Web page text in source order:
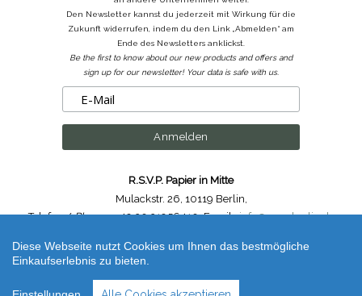
Den Newsletter kannst du jederzeit mit Wirkung für die
Zukunft widerrufen, indem du den Link „Abmelden“ am
Ende des Newsletters anklickst.
Be the first to know about our new products and offers and
sign up for our newsletter! Your data is safe with us.
R.S.V.P. Papier in Mitte
Mulackstr. 26 10119 Berlin
Telefon /Phone: ++49.30.31956410,Email :info@rsvp-berlin.de
Shop erstellt mit VersaCommerce.
Patterned Paper (unbestimmt) | Artikelnummer /
Diese Webseite nutzt Cookies um Ihnen das bestmögliche
Einkaufserlebnis zu bieten.